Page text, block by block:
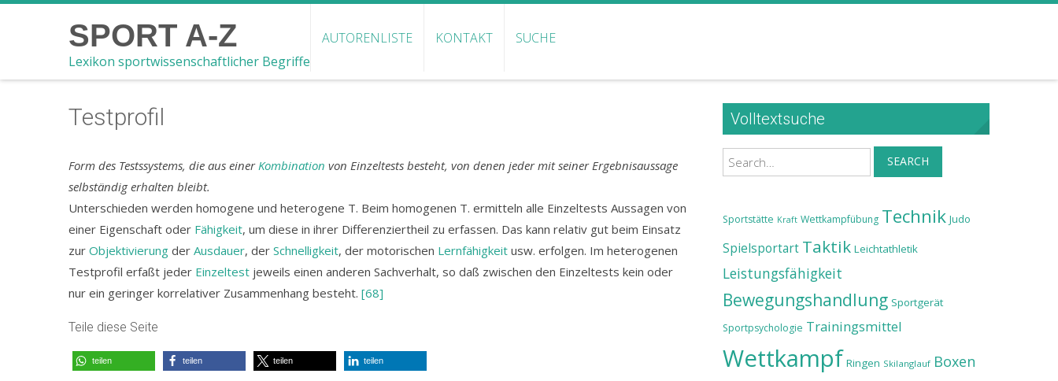
SPORT A-Z
Lexikon sportwissenschaftlicher Begriffe
AUTORENLISTE KONTAKT SUCHE
Testprofil
Form des Testssystems, die aus einerKombination von Einzeltests besteht, von denen jeder mit seiner Ergebnisaussage
selbständig erhalten bleibt.
Unterschieden werden homogene und heterogene T. Beim homogenen T. ermitteln alle Einzeltests Aussagen von
einer Eigenschaft oder Fähigkeit, um diese in ihrer Differenziertheil zu erfassen. Das kann relativ gut beim Einsatz
zur Objektivierung der Ausdauer, der Schnelligkeit, der motorischen Lernfähigkeit usw. erfolgen. Im heterogenen
Testprofil erfaßt jeder Einzeltest jeweils einen anderen Sachverhalt, so daß zwischen den Einzeltests kein oder
nur ein geringer korrelativer Zusammenhang besteht. [68]
Teile diese Seite
teilen teilen teilen teilen
Volltextsuche
Search SEARCH
Sportstätte Kraft Wettkampfübung Technik Judo
Spielsportart Taktik Leichtathletik
Leistungsfähigkeit
Bewegungshandlung Sportgerät
Sportpsychologie Trainingsmittel
Wettkampf Ringen Skilanglauf Boxen